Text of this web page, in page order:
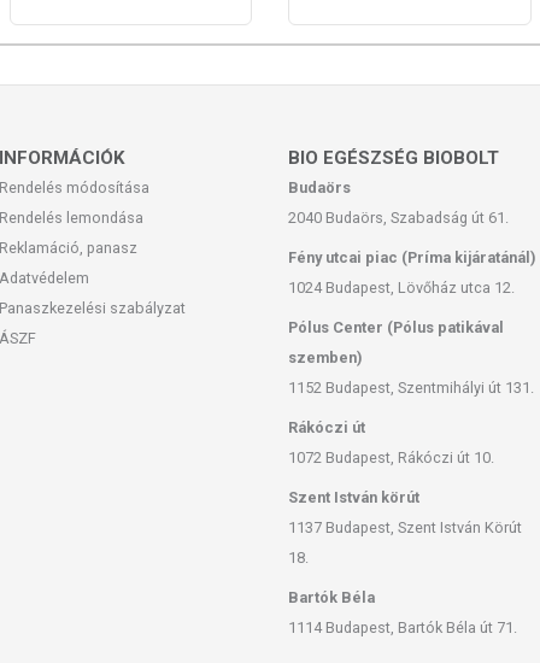
frissítjük, törekszünk arra, hogy naprakészek legyenek.
ennek ellenére a webshopon szereplő adatok (beleértve a
információkat is) csak tájékoztató jellegűek, a tényleges
adódóan. A friss, aktuális információkat a termékek
A termék nem gyógyít betegségeket. A termék nem az orvosi
mennyiséget ne lépje túl! Ne használja irritált vagy sérült
ha az összetevők bármelyikére érzékeny vagy allergiás! Ha
INFORMÁCIÓK
Rendelés módosítása
Rendelés lemondása
Reklamáció, panasz
Adatvédelem
Panaszkezelési szabályzat
ÁSZF
BIO EGÉSZSÉG BIOBOLT
Budaörs
2040 Budaörs, Szabadság út 61.
Fény utcai piac (Príma kijáratánál)
1024 Budapest, Lövőház utca 12.
Pólus Center (Pólus patikával
szemben)
1152 Budapest, Szentmihályi út 131.
Rákóczi út
1072 Budapest, Rákóczi út 10.
Szent István körút
1137 Budapest, Szent István Körút
18.
Bartók Béla
1114 Budapest, Bartók Béla út 71.